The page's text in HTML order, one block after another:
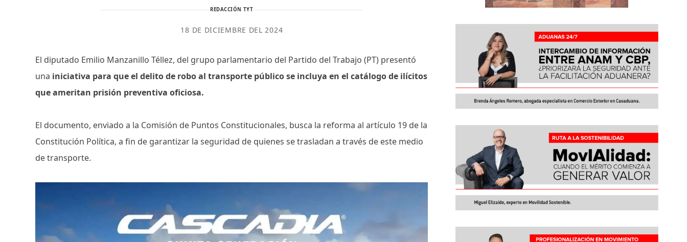
REDACCIÓN TYT
18 DE DICIEMBRE DEL 2024
El diputado Emilio Manzanillo Téllez, del grupo parlamentario del Partido del Trabajo (PT) presentó
una iniciativa para que el delito de robo al transporte público se incluya en el catálogo de ilícitos
que ameritan prisión preventiva oficiosa.
El documento, enviado a la Comisión de Puntos Constitucionales, busca la reforma al artículo 19 de la
Constitución Política, a fin de garantizar la seguridad de quienes se trasladan a través de este medio
de transporte.